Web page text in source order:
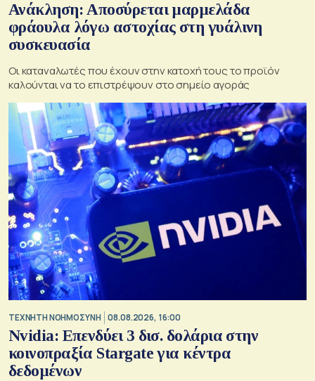
Ανάκληση: Αποσύρεται μαρμελάδα
φράουλα λόγω αστοχίας στη γυάλινη
συσκευασία
Οι καταναλωτές που έχουν στην κατοχή τους το προϊόν
καλούνται να το επιστρέψουν στο σημείο αγοράς
TΕΧΝΗΤΗ ΝΟΗΜΟΣΥΝΗ 08.08.2026, 16:00
Nvidia: Επενδύει 3 δισ. δολάρια στην
κοινοπραξία Stargate για κέντρα
δεδομένων